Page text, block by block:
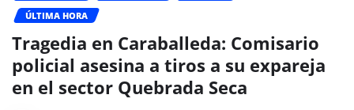
ÚLTIMA HORA
Tragedia en Caraballeda: Comisario
policial asesina a tiros a su expareja
en el sector Quebrada Seca